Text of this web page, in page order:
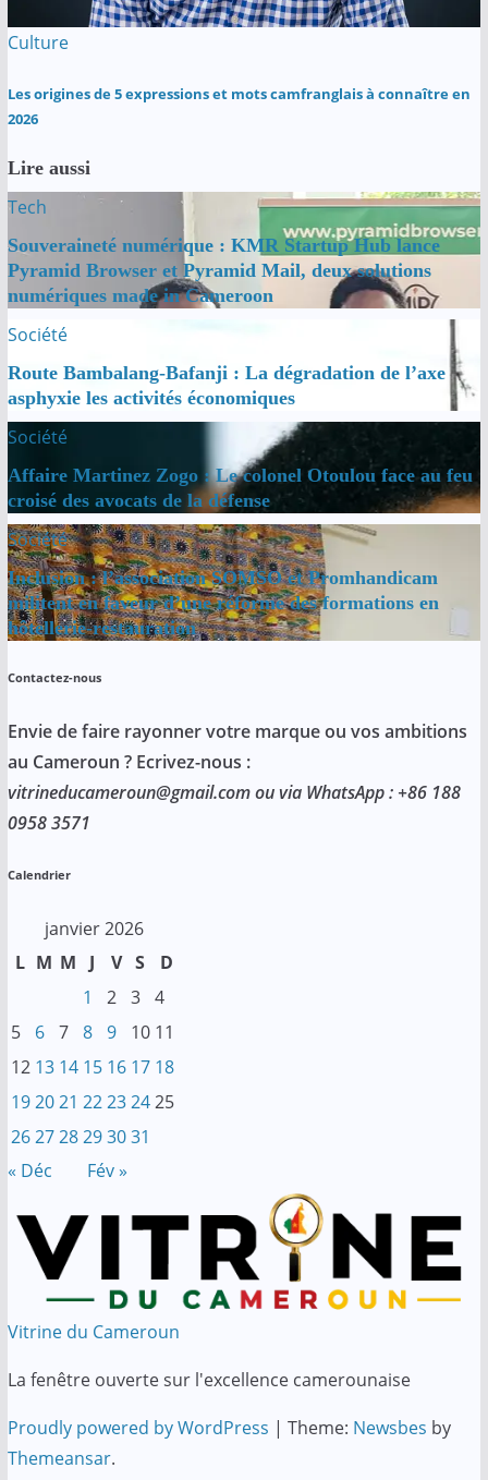
Culture
Les origines de 5 expressions et mots camfranglais à connaître en
2026
Lire aussi
Tech
Souveraineté numérique : KMR Startup Hub lance
Pyramid Browser et Pyramid Mail, deux solutions
numériques made in Cameroon
Société
Route Bambalang-Bafanji : La dégradation de l’axe
asphyxie les activités économiques
Société
Affaire Martinez Zogo : Le colonel Otoulou face au feu
croisé des avocats de la défense
Société
Inclusion : l’association SOMSO et Promhandicam
militent en faveur d’une réforme des formations en
hôtellerie-restauration
Contactez-nous
Envie de faire rayonner votre marque ou vos ambitions
au Cameroun ? Ecrivez-nous :
vitrineducameroun@gmail.com ou via WhatsApp : +86 188
0958 3571
Calendrier
janvier 2026
L M M J V S
D
1
2 3
4
5
6 7 8 9 10 11
12 13 14 15 16 17 18
192021 22232425
262728293031
« Déc
Fév »
Vitrine du Cameroun
La fenêtre ouverte sur l'excellence camerounaise
Proudly powered by WordPress | Theme: Newsbes by
Themeansar.